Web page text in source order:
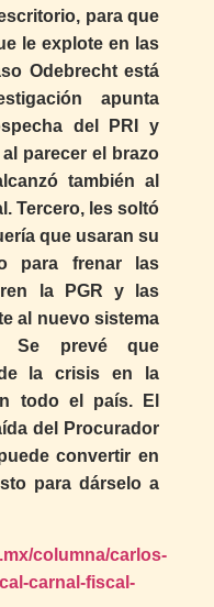
para que
le explote en las
Odebrecht está
apunta
del PRI y
parecer el brazo
también al
Tercero, les soltó
que usaran su
para frenar las
la PGR y las
al nuevo sistema
Se prevé que
la crisis en la
todo el país. El
del Procurador
convertir en
para dárselo a
columna/carlos-
carnal-fiscal-